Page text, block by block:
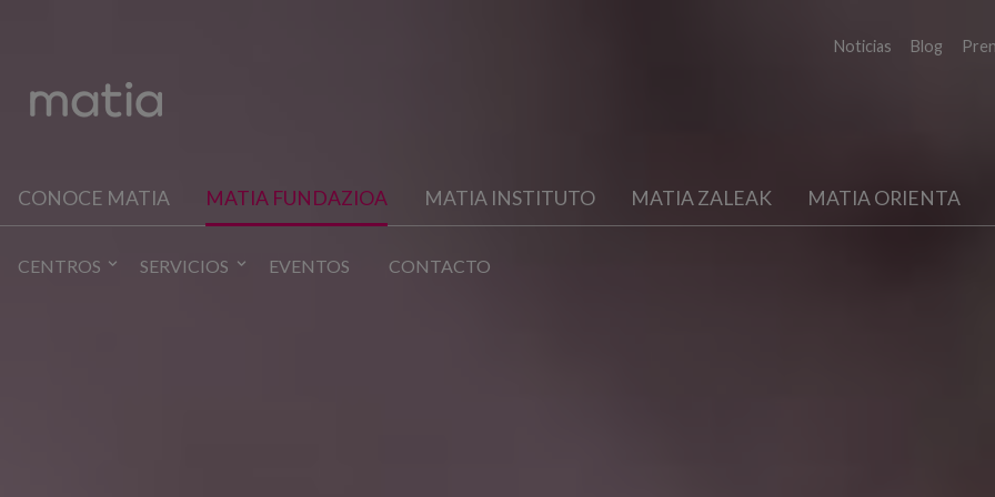
Noticias Blog
CONOCE MATIA MATIA FUNDAZIOA MATIA INSTITUTO MATIA ZALEAK MATIA ORIENTA
CENTROS SERVICIOS EVENTOS CONTACTO